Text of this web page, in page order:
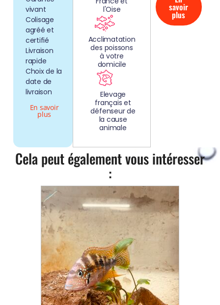
vivant
Colisage
agréé et
certifié
Livraison
rapide
Choix de la
date de
livraison
En savoir
plus
l'Oise
Acclimatation
des poissons
à votre
domicile
Elevage
français et
défenseur de
la cause
animale
savoir
plus
Cela peut également vous intéresser
: